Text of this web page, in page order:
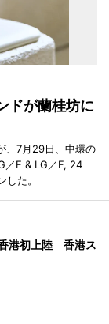
ドが蘭桂坊に
、7月29日、中環の
／F & LG／F, 24
た。
港初上陸 香港ス